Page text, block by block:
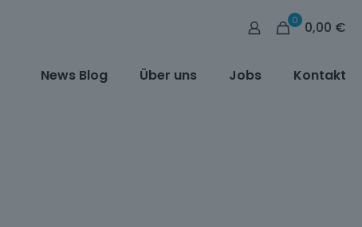
0 0,00 €
News Blog Über uns Jobs Kontakt